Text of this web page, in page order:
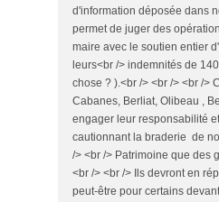
d'information déposée dans
permet de juger des
maire avec le soutien entier
leurs<br /> indemnités de
chose ? ).<br /> <br /> <br />
Cabanes, Berliat, Olibeau ,
engager leur responsabilité
cautionnant la braderie de
/> <br /> Patrimoine que des
<br /> <br /> Ils devront en
peut-être pour certains